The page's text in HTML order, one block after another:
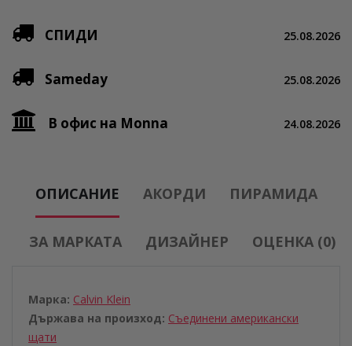
СПИДИ 25.08.2026
Sameday 25.08.2026
В офис на Monna 24.08.2026
ОПИСАНИЕ АКОРДИ ПИРАМИДА
ЗА МАРКАТА ДИЗАЙНЕР ОЦЕНКА (0)
Марка: Calvin Klein
Държава на произход: Съединени американски
щати